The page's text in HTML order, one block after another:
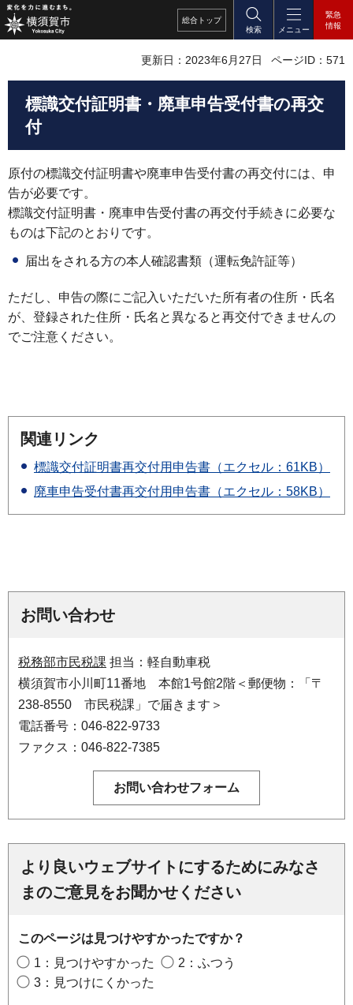
総合 トップ
検索
メニュー
緊急
情報
更新日：2023年6月27日 ページID：571
標識交付証明書・廃車申告受付書の再交
付
原付の標識交付証明書や廃車申告受付書の再交付には、申
告が必要です。
標識交付証明書・廃車申告受付書の再交付手続きに必要な
ものは下記のとおりです。
届出をされる方の本人確認書類（運転免許証等）
ただし、申告の際にご記入いただいた所有者の住所・氏名
が、登録された住所・氏名と異なると再交付できませんの
でご注意ください。
関連リンク
標識交付証明書再交付用申告書（エクセル：61KB）
廃車申告受付書再交付用申告書（エクセル：58KB）
お問い合わせ
税務部市民税課 担当：軽自動車税
横須賀市小川町11番地 本館1号館2階＜郵便物：「〒
238-8550 市民税課」で届きます＞
電話番号：046-822-9733
ファクス：046-822-7385
より良いウェブサイトにするためにみなさ
まのご意見をお聞かせください
このページは見つけやすかったですか？
1：見つけやすかった
2：ふつう
3：見つけにくかった